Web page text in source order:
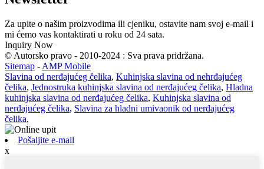
Za upite o našim proizvodima ili cjeniku, ostavite nam svoj e-mail i
mi ćemo vas kontaktirati u roku od 24 sata.
Inquiry Now
© Autorsko pravo - 2010-2024 : Sva prava pridržana.
Sitemap - AMP Mobile
Slavina od nerđajućeg čelika, Kuhinjska slavina od nehrđajućeg
čelika, Jednostruka kuhinjska slavina od nerđajućeg čelika, Hladna
kuhinjska slavina od nerđajućeg čelika, Kuhinjska slavina od
nerđajućeg čelika, Slavina za hladni umivaonik od nerđajućeg
čelika,
Pošaljite e-mail
x